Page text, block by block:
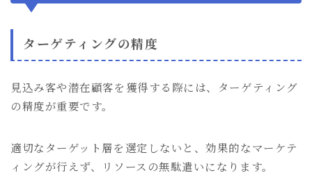
ターゲティングの精度
見込み客や潜在顧客を獲得する際には、ターゲティング
の精度が重要です。
適切なターゲット層を選定しないと、効果的なマーケテ
ィングが行えず、リソースの無駄遣いになります。